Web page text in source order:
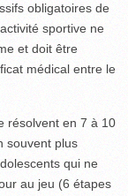
obligatoires de
sportive ne
et doit être
médical entre le
résolvent en 7 à 10
souvent plus
qui ne
au jeu (6 étapes